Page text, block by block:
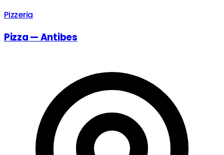
Pizzeria
Pizza — Antibes